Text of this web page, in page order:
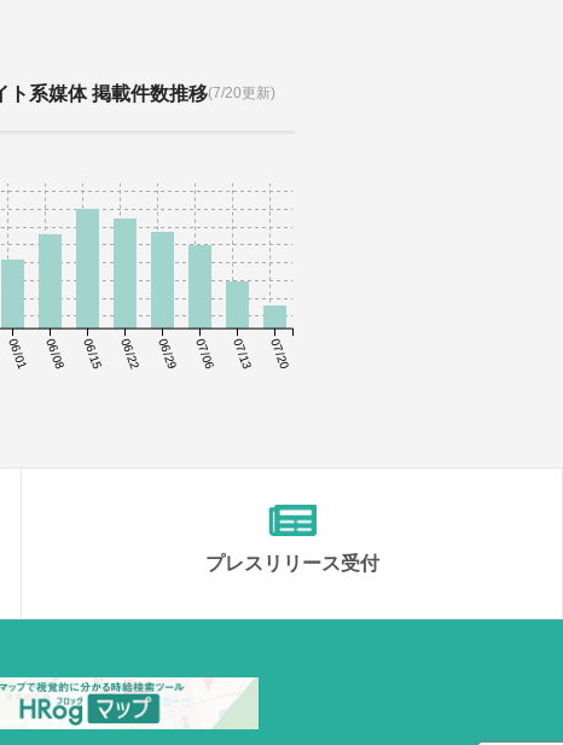
ト系媒体 掲載件数推移(7/20更新)
06/01 06/08 06/15 06/22 06/29 07/06 07/13 07/20
プレスリリース受付